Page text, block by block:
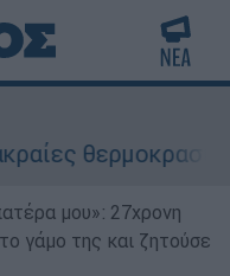
θερμοκρασίες»:
μου»: 27χρονη
γάμο της και ζητούσε